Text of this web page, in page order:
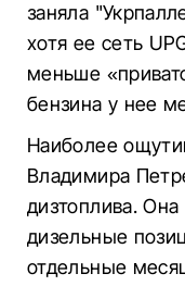
заняла
хотя ее сеть
меньше
бензина у нее
Наиболее
Владимира
дизтоплива.
дизельные
отдельные